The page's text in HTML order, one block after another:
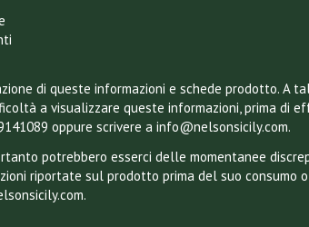
di queste informazioni e schede prodotto. A
a visualizzare queste informazioni, prima di
oppure scrivere a info@nelsonsicily.com.
potrebbero esserci delle momentanee
riportate sul prodotto prima del suo consumo